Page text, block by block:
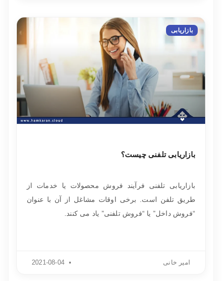
بازاریابی
بازاریابی تلفنی چیست؟
بازاریابی تلفنی فرآیند فروش محصولات یا خدمات از
طریق تلفن است. برخی اوقات مشاغل از آن با عنوان
“فروش داخل” یا “فروش تلفنی” یاد می کنند.
امیر خانی